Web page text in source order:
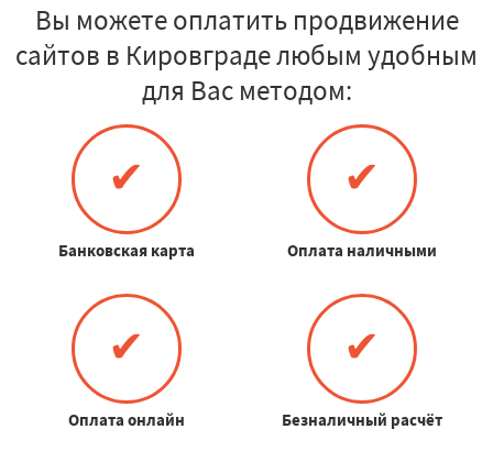
Вы можете оплатить продвижение
сайтов в Кировграде любым удобным
для Вас методом:
✔
Банковская карта
✔
Оплата наличными
✔
Оплата онлайн
✔
Безналичный расчёт